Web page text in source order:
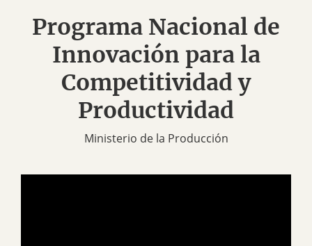
Programa Nacional de
Innovación para la
Competitividad y
Productividad
Ministerio de la Producción